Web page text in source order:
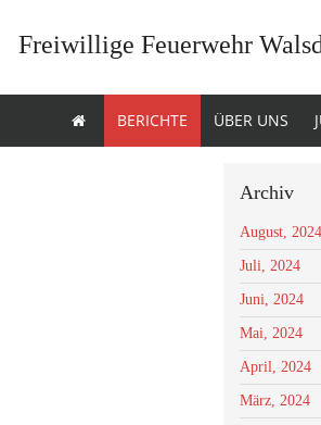
Freiwillige Feuerwehr
BERICHTE ÜBER UNS
Archiv
August, 2024
Juli, 2024
Juni, 2024
Mai, 2024
April, 2024
März, 2024